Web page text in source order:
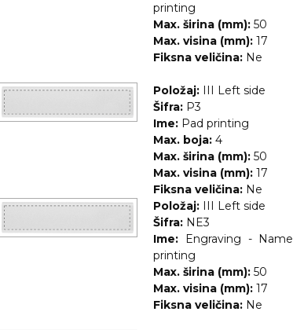
printing
Max. širina (mm): 50
Max. visina (mm): 17
Fiksna veličina: Ne
Položaj:
III Left side
Šifra: P3
Ime: Pad printing
Max. boja: 4
Max. širina (mm): 50
Max. visina (mm): 17
Fiksna veličina: Ne
Položaj:
III Left side
Šifra: NE3
Ime:
Engraving - Name
printing
Max. širina (mm): 50
Max. visina (mm): 17
Fiksna veličina: Ne